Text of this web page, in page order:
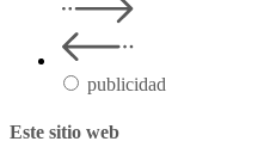
publicidad
Este sitio web